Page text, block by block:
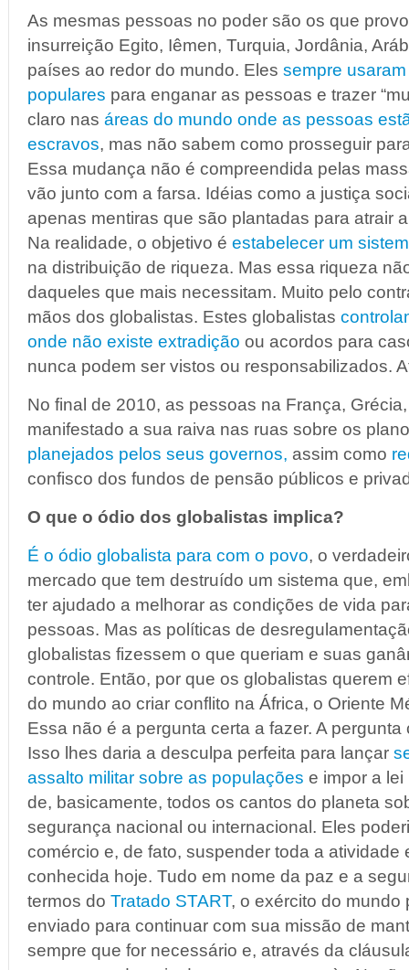
As mesmas pessoas no poder são os que
insurreição Egito, Iêmen, Turquia, Jordânia,
países ao redor do mundo. Eles sempre
populares para enganar as pessoas e trazer
claro nas áreas do mundo onde as pessoas
escravos, mas não sabem como prosseguir
Essa mudança não é compreendida pelas
vão junto com a farsa. Idéias como a justiça
apenas mentiras que são plantadas para atrair
Na realidade, o objetivo é estabelecer um
na distribuição de riqueza. Mas essa riqueza
daqueles que mais necessitam. Muito pelo
mãos dos globalistas. Estes globalistas
onde não existe extradição ou acordos para
nunca podem ser vistos ou responsabilizados.
No final de 2010, as pessoas na França,
manifestado a sua raiva nas ruas sobre os
planejados pelos seus governos, assim como
confisco dos fundos de pensão públicos e
O que o ódio dos globalistas implica?
É o ódio globalista para com o povo, o
mercado que tem destruído um sistema que,
ter ajudado a melhorar as condições de vida
pessoas. Mas as políticas de
globalistas fizessem o que queriam e suas
controle. Então, por que os globalistas querem
do mundo ao criar conflito na África, o Oriente
Essa não é a pergunta certa a fazer. A
Isso lhes daria a desculpa perfeita para lançar
assalto militar sobre as populações e impor a
de, basicamente, todos os cantos do planeta
segurança nacional ou internacional. Eles
comércio e, de fato, suspender toda a atividade
conhecida hoje. Tudo em nome da paz e a
termos do Tratado START, o exército do mundo
enviado para continuar com sua missão de
sempre que for necessário e, através da